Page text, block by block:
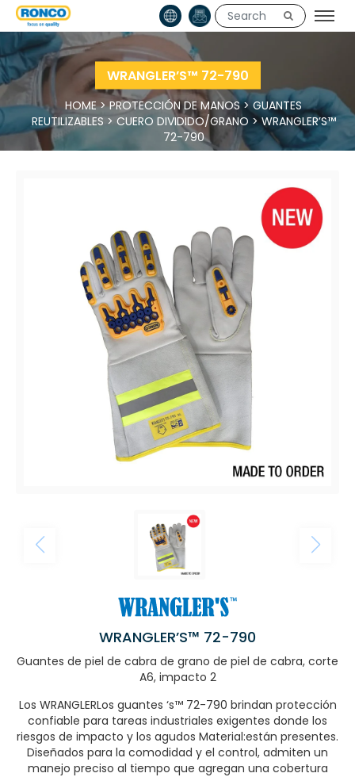
WRANGLER’S™ 72-790
HOME>PROTECCIÓN DE MANOS>GUANTES
REUTILIZABLES > CUERO DIVIDIDO/GRANO >WRANGLER’S™
72-790
WRANGLER’S™ 72-790
Guantes de piel de cabra de grano de piel de cabra, corte
A6, impacto 2
Los WRANGLERLos guantes ‘s™ 72-790 brindan protección
confiable para tareas industriales exigentes donde los
riesgos de impacto y los agudos Material:están presentes.
Diseñados para la comodidad y el control, admiten un
manejo preciso al tiempo que agregan una cobertura